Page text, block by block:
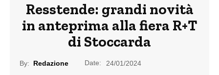
Resstende: grandi novità
in anteprima alla fiera R+T
di Stoccarda
By: Redazione Date: 24/01/2024